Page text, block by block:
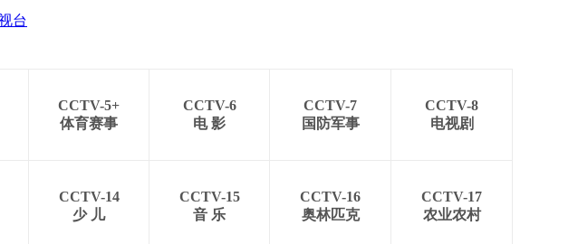
CCTV-5+
体育赛事
CCTV-6
电 影
CCTV-7
国防军事
CCTV-8
电视剧
CCTV-14
少 儿
CCTV-15
音 乐
CCTV-16
奥林匹克
CCTV-17
农业农村